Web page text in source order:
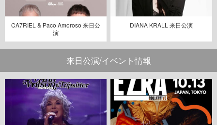
CA7RIEL & Paco Amoroso 来日公
演
DIANA KRALL 来日公演
来日公演/イベント情報